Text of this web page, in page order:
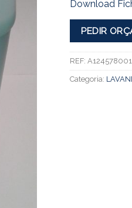
Download
PEDIR
REF: A124578001
Categoria: